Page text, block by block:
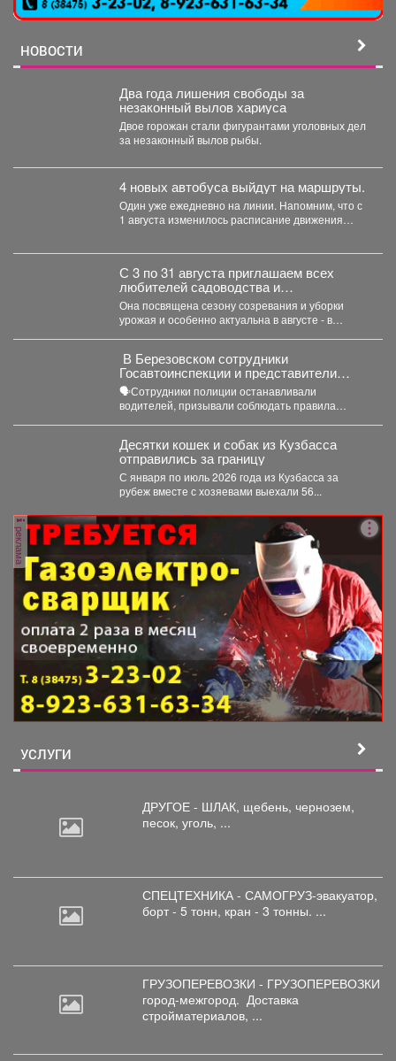
НОВОСТИ
Два года лишения свободы за
незаконный вылов хариуса
Двое горожан стали фигурантами уголовных дел
за незаконный вылов рыбы.
4 новых автобуса выйдут на маршруты.
Один уже ежедневно на линии. Напомним, что с
1 августа изменилось расписание движения
С 3 по 31 августа приглашаем всех
любителей садоводства и
огородничества в библиотеку
«Молодежная» на книжную выставку
«Ваш урожайный участок»!
Она посвящена сезону созревания и уборки
урожая и особенно актуальна в августе - в
‍ В Березовском сотрудники
Госавтоинспекции и представители
РЖД провели совместный рейд
🗣Сотрудники полиции останавливали
водителей, призывали соблюдать правила
Десятки кошек и собак из Кузбасса
отправились за границу
С января по июль 2026 года из Кузбасса за
рубеж вместе с хозяевами выехали 56...
реклама
УСЛУГИ
ДРУГОЕ - ШЛАК, щебень, чернозем,
песок, уголь, ...
СПЕЦТЕХНИКА - САМОГРУЗ-эвакуатор,
борт - 5 тонн, кран - 3 тонны. ...
ГРУЗОПЕРЕВОЗКИ - ГРУЗОПЕРЕВОЗКИ
город-межгород. Доставка
стройматериалов, ...